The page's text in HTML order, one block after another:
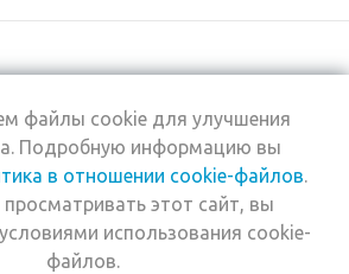
Компания
Информация
Помощь
файлы cookie для улучшения
Подробную информацию вы
в отношении cookie-файлов.
этот сайт, вы
использования cookie-
файлов.